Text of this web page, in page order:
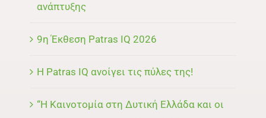
ανάπτυξης
9η Έκθεση Patras IQ 2026
Η Patras IQ ανοίγει τις πύλες της!
“Η Καινοτομία στη Δυτική Ελλάδα και οι